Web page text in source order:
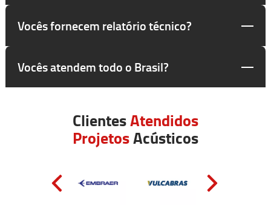
Vocês fornecem relatório técnico?
Vocês atendem todo o Brasil?
ClientesAtendidos
ProjetosAcústicos